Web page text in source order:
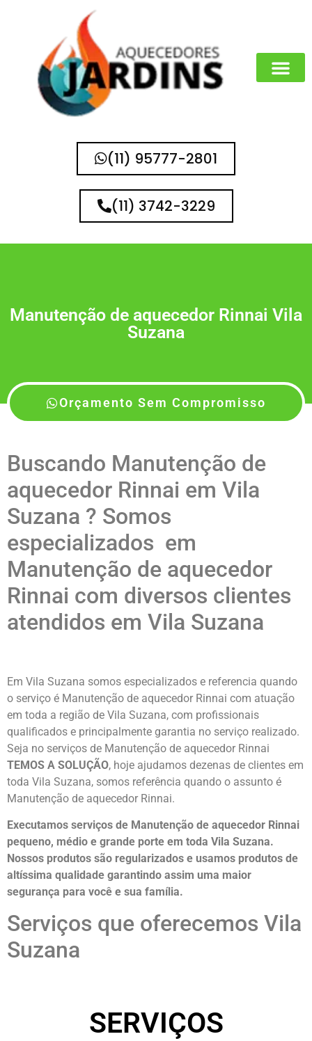
(11) 95777-2801
(11) 3742-3229
Manutenção de aquecedor Rinnai Vila
Suzana
Orçamento Sem Compromisso
Buscando Manutenção de
aquecedor Rinnai em Vila
Suzana ? Somos
especializados em
Manutenção de aquecedor
Rinnai com diversos clientes
atendidos em Vila Suzana
Em Vila Suzana somos especializados e referencia quando
o serviço é Manutenção de aquecedor Rinnai com atuação
em toda a região de Vila Suzana, com profissionais
qualificados e principalmente garantia no serviço realizado.
Seja no serviços de Manutenção de aquecedor Rinnai
TEMOS A SOLUÇÃO, hoje ajudamos dezenas de clientes em
toda Vila Suzana, somos referência quando o assunto é
Manutenção de aquecedor Rinnai.
Executamos serviços de Manutenção de aquecedor Rinnai
pequeno, médio e grande porte em toda Vila Suzana.
Nossos produtos são regularizados e usamos produtos de
altíssima qualidade garantindo assim uma maior
segurança para você e sua família.
Serviços que oferecemos Vila
Suzana
SERVIÇOS